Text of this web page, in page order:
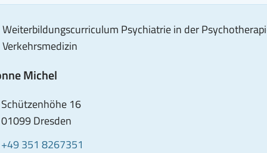
8267348
an
Marco
Madysa
fortbildung@slaek.de
Weiterbildungscurriculum Psychiatrie in der
Verkehrsmedizin
Michel
Schützenhöhe 16,
01099 Dresden
Anrufen
+49 351 8267351